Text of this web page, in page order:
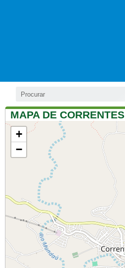
MAPA DE CORRENTES
+
−